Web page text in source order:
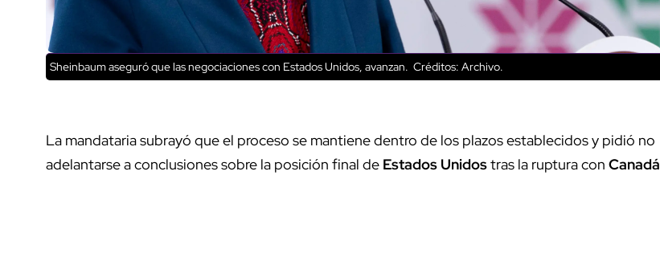
Sheinbaum aseguró que las negociaciones con Estados Unidos, avanzan. Créditos: Archivo.
La mandataria subrayó que el proceso se mantiene dentro de los plazos establecidos y pidió no
adelantarse a conclusiones sobre la posición final de Estados Unidostras la ruptura con Canadá